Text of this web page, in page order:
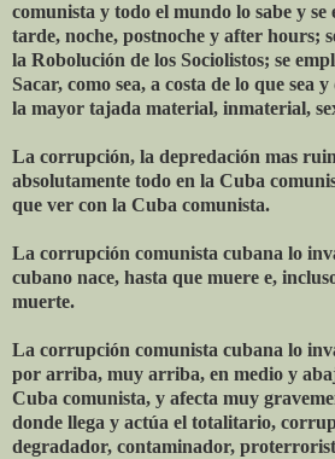
comunista y todo el mundo lo sabe y se
tarde, noche, postnoche y after hours;
la Robolución de los Sociolistos; se
Sacar, como sea, a costa de lo que sea
la mayor tajada material, inmaterial,
La corrupción, la depredación mas
absolutamente todo en la Cuba
que ver con la Cuba comunista.
La corrupción comunista cubana lo
cubano nace, hasta que muere e,
muerte.
La corrupción comunista cubana lo
por arriba, muy arriba, en medio y
Cuba comunista, y afecta muy
donde llega y actúa el totalitario,
degradador, contaminador,